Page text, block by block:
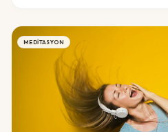
MEDITASYON